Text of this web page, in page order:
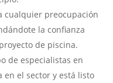
cualquier preocupación
la confianza
de piscina.
de especialistas en
en el sector y está listo